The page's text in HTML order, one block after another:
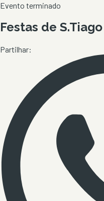
Evento terminado
Festas de
Partilhar: